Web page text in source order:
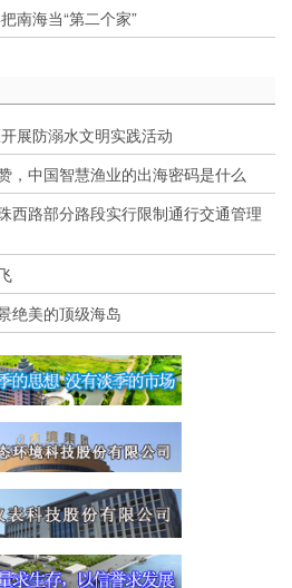
南海当“第二个家”
展防溺水文明实践活动
，中国智慧渔业的出海密码是什么
西路部分路段实行限制通行交通管理
绝美的顶级海岛